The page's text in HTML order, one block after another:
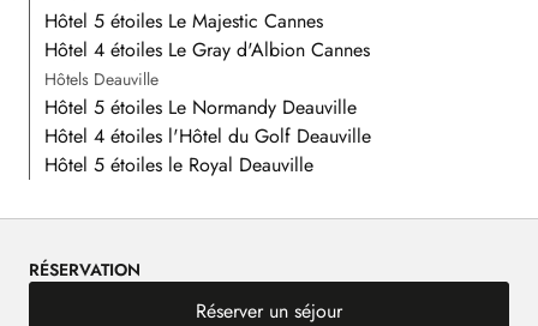
Hôtel 5 étoiles Le Majestic Cannes
Hôtel 4 étoiles Le Gray d'Albion Cannes
Hôtels Deauville
Hôtel 5 étoiles Le Normandy Deauville
Hôtel 4 étoiles l'Hôtel du Golf Deauville
Hôtel 5 étoiles le Royal Deauville
RÉSERVATION
Réserver un séjour